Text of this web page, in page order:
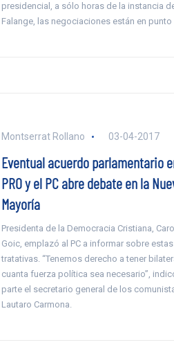
presidencial, a sólo horas de la instancia
Falange, las negociaciones están en punto
Montserrat Rollano 03-04-2017
Eventual acuerdo parlamentario
PRO y el PC abre debate en la
Mayoría
Presidenta de la Democracia Cristiana,
Goic, emplazó al PC a informar sobre estas
tratativas. “Tenemos derecho a tener
cuanta fuerza política sea necesario”,
parte el secretario general de los
Lautaro Carmona.